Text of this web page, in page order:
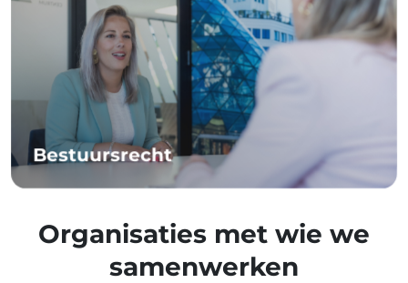
Bestuursrecht
Organisaties met wie we
samenwerken